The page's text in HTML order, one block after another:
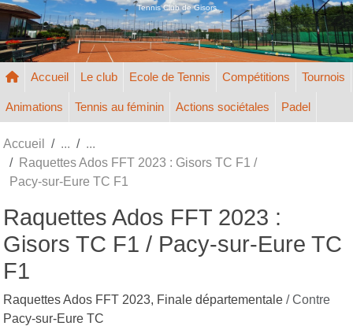
Tennis Club de Gisors
Accueil Le club Ecole de Tennis Compétitions Tournois
Animations Tennis au féminin Actions sociétales Padel
Accueil
Raquettes Ados FFT 2023 : Gisors TC F1 /
Pacy-sur-Eure TC F1
Raquettes Ados FFT 2023 :
Gisors TC F1 / Pacy-sur-Eure TC
F1
Raquettes Ados FFT 2023, Finale départementale / Contre
Pacy-sur-Eure TC
Panneau de gestion des cookies